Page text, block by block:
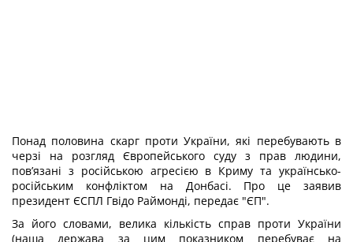
Понад половина скарг проти України, які перебувають в
черзі на розгляд Європейського суду з прав людини,
пов’язані з російською агресією в Криму та українсько-
російським конфліктом на Донбасі. Про це заявив
президент ЄСПЛ Гвідо Раймонді, передає "ЄП".
За його словами, велика кількість справ проти України
(наша держава за цим показником перебуває на